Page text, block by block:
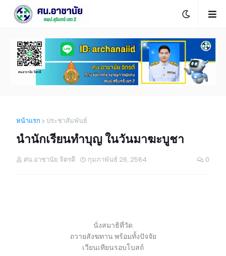
หน้าแรก ประชาสัมพันธ์
นำนักเรียนทำบุญ ในวันมาฆะบูชา
ศน.อาชานัย จิตรดี กุมภาพันธ์ 26, 2564 0
นั่งสมาธิที่วัด
ถวายสังฆทาน พร้อมทั้งปัจจัย
เวียนเทียนรอบโบสถ์